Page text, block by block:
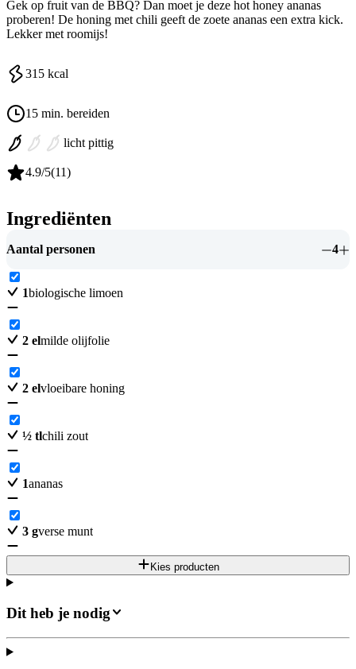
Gek op fruit van de BBQ? Dan moet je deze hot honey ananas
proberen! De honing met chili geeft de zoete ananas een extra kick.
Lekker met roomijs!
315 kcal
15 min. bereiden
licht pittig
4.9/5(11)
Ingrediënten
Aantal personen 4
1biologische limoen
2 elmilde olijfolie
2 elvloeibare honing
½ tlchili zout
1ananas
3 gverse munt
Kies producten
Dit heb je nodig